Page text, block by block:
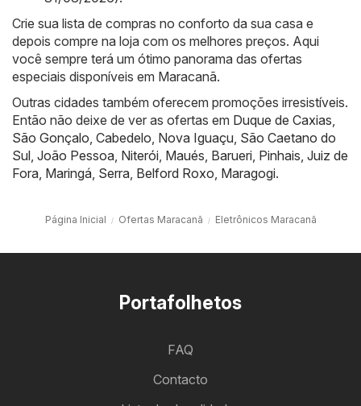
Crie sua lista de compras no conforto da sua casa e
depois compre na loja com os melhores preços. Aqui
você sempre terá um ótimo panorama das ofertas
especiais disponíveis em Maracanã.
Outras cidades também oferecem promoções irresistíveis.
Então não deixe de ver as ofertas em Duque de Caxias,
São Gonçalo, Cabedelo, Nova Iguaçu, São Caetano do
Sul, João Pessoa, Niterói, Maués, Barueri, Pinhais, Juiz de
Fora, Maringá, Serra, Belford Roxo, Maragogi.
Página Inicial Ofertas Maracanã Eletrônicos Maracanã
Portafolhetos
FAQ
Contacto